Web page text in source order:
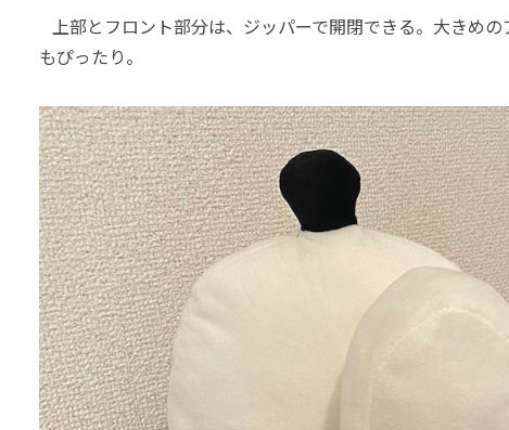
上部とフロント部分は、ジッパーで開閉できる。大きめ
もぴったり。